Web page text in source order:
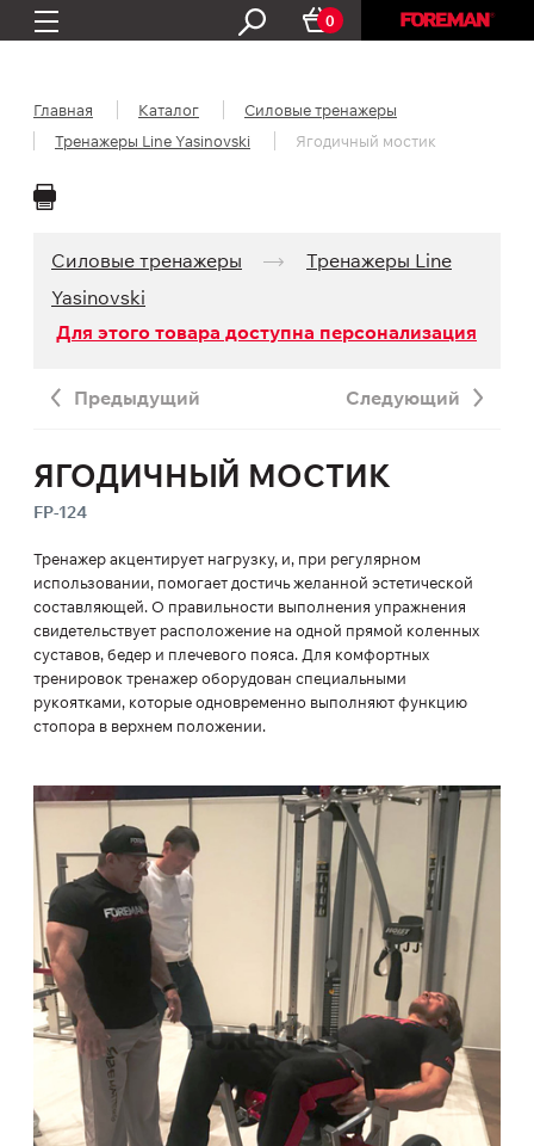
0
Главная Каталог
Силовые тренажеры
Тренажеры Line Yasinovski
Ягодичный мостик
Силовые тренажеры
Тренажеры Line
Yasinovski
Для этого товара доступна персонализация
Предыдущий Следующий
ЯГОДИЧНЫЙ МОСТИК
FP-124
Тренажер акцентирует нагрузку, и, при регулярном
использовании, помогает достичь желанной эстетической
составляющей. О правильности выполнения упражнения
свидетельствует расположение на одной прямой коленных
суставов, бедер и плечевого пояса. Для комфортных
тренировок тренажер оборудован специальными
рукоятками, которые одновременно выполняют функцию
стопора в верхнем положении.